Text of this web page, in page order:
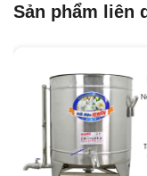
Sản phẩm liên